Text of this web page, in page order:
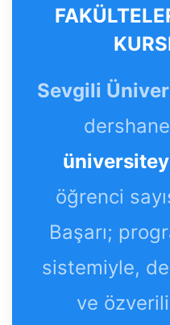
Sevgili
öğrenci
Başarı;
sistemiyle,
ve